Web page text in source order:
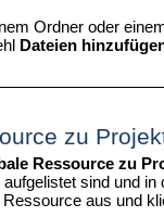
Ordner oder
Dateien
zu
Ressource zu
sind und
aus und